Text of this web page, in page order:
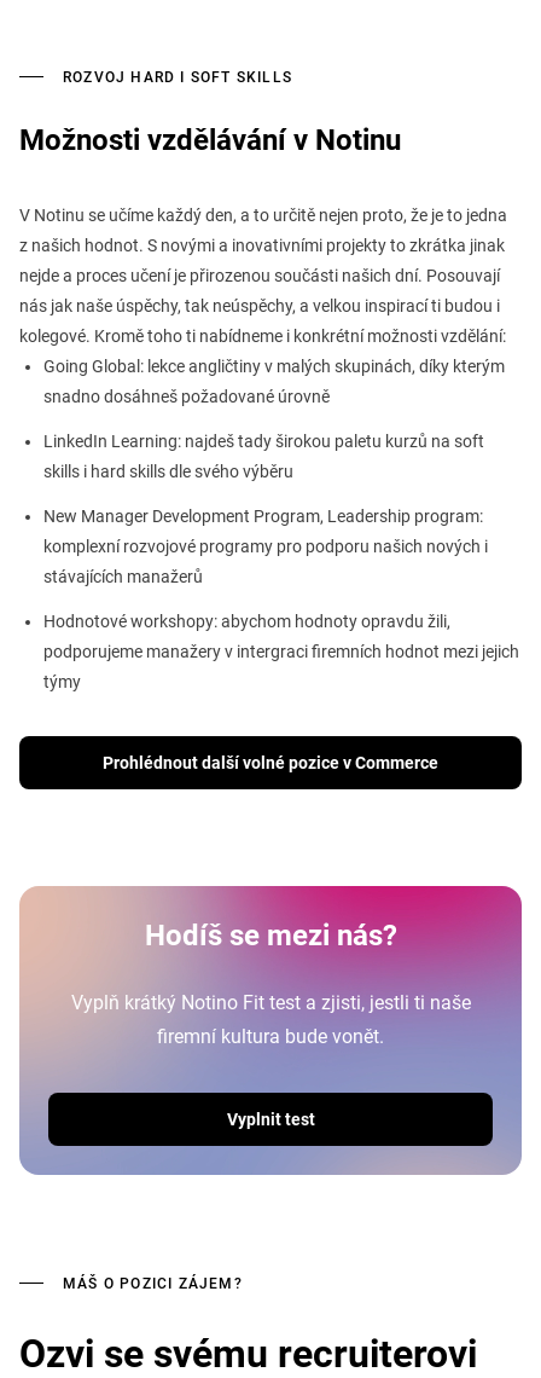
ROZVOJ HARD I SOFT SKILLS
Možnosti vzdělávání v Notinu
V Notinu se učíme každý den, a to určitě nejen proto, že je to jedna
z našich hodnot. S novými a inovativními projekty to zkrátka jinak
nejde a proces učení je přirozenou součásti našich dní. Posouvají
nás jak naše úspěchy, tak neúspěchy, a velkou inspirací ti budou i
kolegové. Kromě toho ti nabídneme i konkrétní možnosti vzdělání:
Going Global: lekce angličtiny v malých skupinách, díky kterým
snadno dosáhneš požadované úrovně
LinkedIn Learning: najdeš tady širokou paletu kurzů na soft
skills i hard skills dle svého výběru
New Manager Development Program, Leadership program:
komplexní rozvojové programy pro podporu našich nových i
stávajících manažerů
Hodnotové workshopy: abychom hodnoty opravdu žili,
podporujeme manažery v intergraci firemních hodnot mezi jejich
týmy
Prohlédnout další volné pozice v Commerce
Hodíš se mezi nás?
Vyplň krátký Notino Fit test a zjisti, jestli ti naše
firemní kultura bude vonět.
Vyplnit test
MÁŠ O POZICI ZÁJEM?
Ozvi se svému recruiterovi